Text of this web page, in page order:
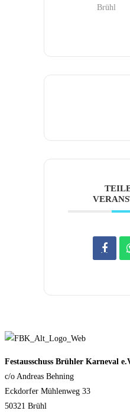
Brühl
Festausschuss Brühler Karneval
c/o Andreas Behning
Eckdorfer Mühlenweg 33
50321 Brühl